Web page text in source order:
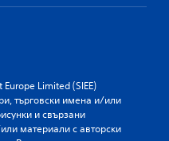
Limited (SIEE)
търговски имена и/или
и свързани
материали с авторски